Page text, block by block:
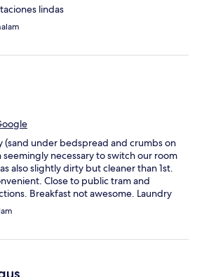
lindas
(sand under bedspread and crumbs on
necessary to switch our room
also slightly dirty but cleaner than 1st.
Close to public tram and
Breakfast not awesome. Laundry
an ok place to stay for 3 nights.